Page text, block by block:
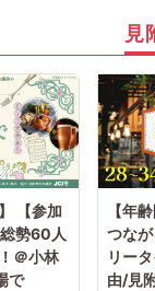
見
【参加
勢60人
＠小林
で
【年
つな
リー
由/見